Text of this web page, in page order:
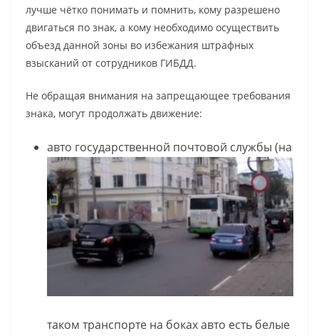
лучше чётко понимать и помнить, кому разрешено
двигаться по знак, а кому необходимо осуществить
объезд данной зоны во избежания штрафных
взысканий от сотрудников ГИБДД.
Не обращая внимания на запрещающее требования
знака, могут продолжать движение:
авто государственной почтовой службы (на
таком транспорте на боках авто есть белые